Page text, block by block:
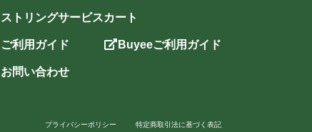
ストリングサービス
ご利用ガイド
お問い合わせ
カート
Buyeeご利用ガイド
プライバシーポリシー 特定商取引法に基づく表記